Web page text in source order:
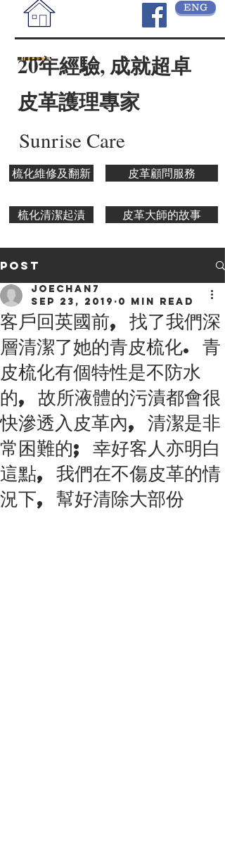
ENG
20年經驗, 成就超卓
皮革護理專家
Sunrise Care
梳化維修及翻新 皮革顧問服務
梳化清潔起漬 皮革大師的故事
Post
客戶回英國前, 找了我們深
層清潔了她的青皮梳化. 青
皮梳化有個特性是不防水
的, 故所液體的污漬都會很
快滲透入皮革內, 清潔是非
常困難的; 幸好客人亦明白
這點, 我們在不傷皮革的情
況下, 幫好清除大部份
joechan7
Sep 23, 2019 0 min read